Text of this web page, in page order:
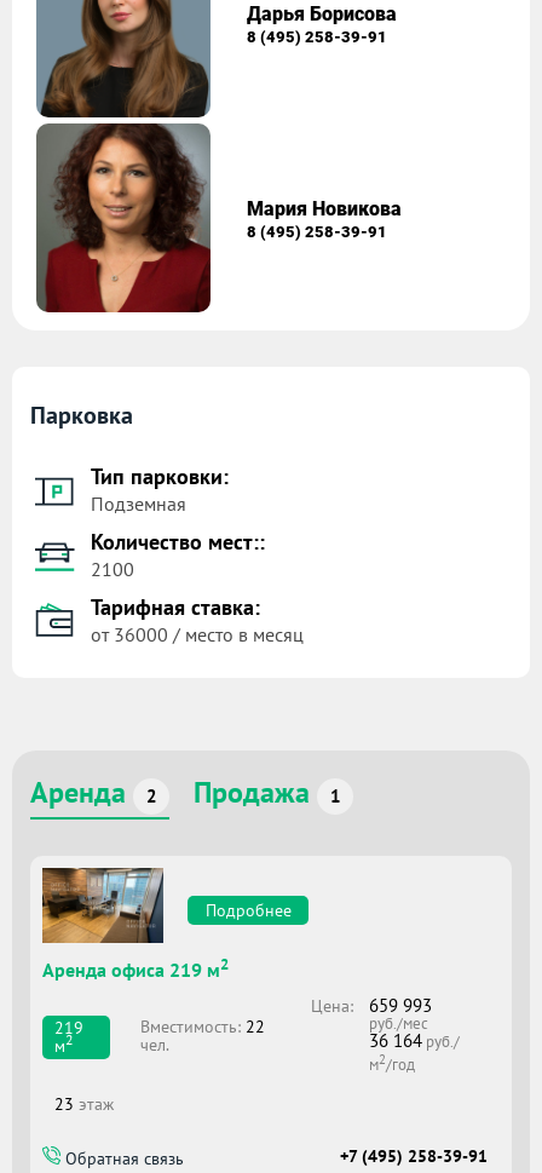
Дарья Борисова
8 (495) 258-39-91
Мария Новикова
8 (495) 258-39-91
Парковка
Тип парковки:
Подземная
Количество мест::
2100
Тарифная ставка:
от 36000 / место в месяц
Аренда 2 Продажа 1
Подробнее
Аренда офиса 219 м2
219
м2
Вместимоcть: 22
чел.
Цена: 659 993
руб./мес
36 164 руб./
м2/год
23 этаж
Обратная связь +7 (495) 258-39-91